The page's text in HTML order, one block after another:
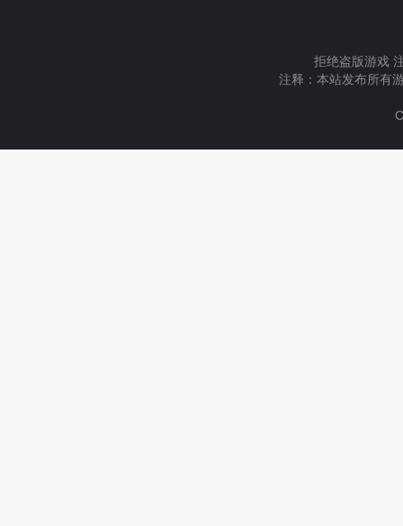
拒绝盗版游戏
注释：本站发布所有